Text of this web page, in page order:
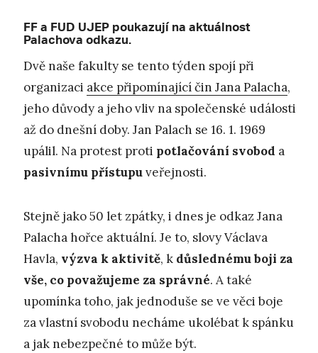
FF a FUD UJEP poukazují na aktuálnost
Palachova odkazu.
Dvě naše fakulty se tento týden spojí při
organizaci akce připomínající čin Jana Palacha,
jeho důvody a jeho vliv na společenské události
až do dnešní doby. Jan Palach se 16. 1. 1969
upálil. Na protest proti potlačování svobod a
pasivnímu přístupuveřejnosti.
Stejně jako 50 let zpátky, i dnes je odkaz Jana
Palacha hořce aktuální. Je to, slovy Václava
Havla, výzva k aktivitě, k důslednému boji za
vše, co považujeme za správné. A také
upomínka toho, jak jednoduše se ve věci boje
za vlastní svobodu necháme ukolébat k spánku
a jak nebezpečné to může být.